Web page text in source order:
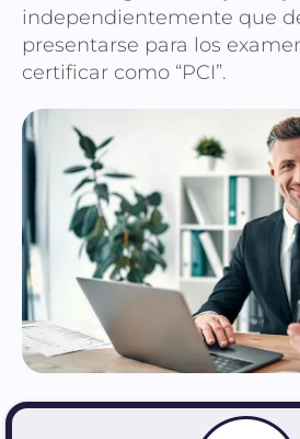
independientemente que
presentarse para los
certificar como “PCI”.